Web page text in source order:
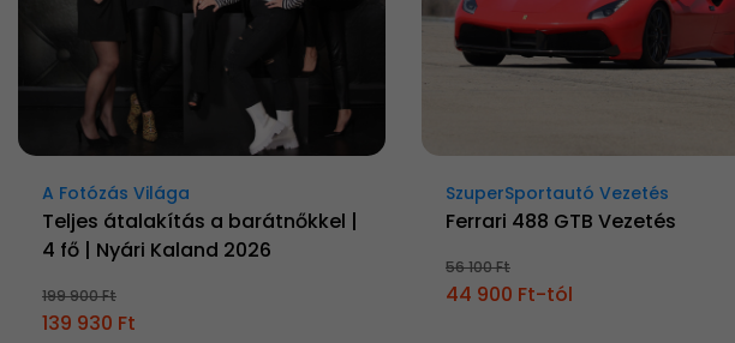
A Fotózás Világa
Teljes átalakítás a barátnőkkel |
4 fő | Nyári Kaland 2026
199 900 Ft
139 930 Ft
SzuperSportautó Vezetés
Ferrari 488 GTB Vezetés
56 100 Ft
44 900 Ft-tól